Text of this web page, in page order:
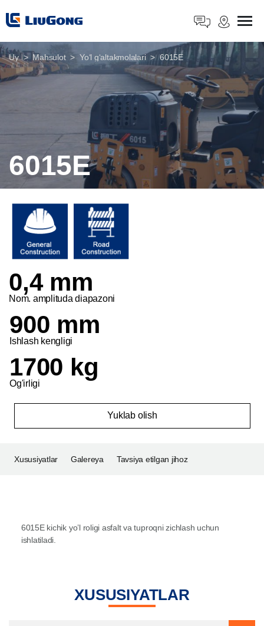
6015E
0,4 mm
Nom. amplituda diapazoni
900 mm
Ishlash kengligi
1700 kg
Og'irligi
Yuklab olish
Uy Mahsulot Yoʻl gʻaltakmolalari 6015E
Xususiyatlar Galereya Tavsiya etilgan jihoz
6015E kichik yo’l roligi asfalt va tuproqni zichlash uchun
ishlatiladi.
XUSUSIYATLAR